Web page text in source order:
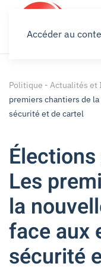
Accéder au
Politique - Actualités et
premiers chantiers de
sécurité et de cartel
Les
la
face aux
sécurité